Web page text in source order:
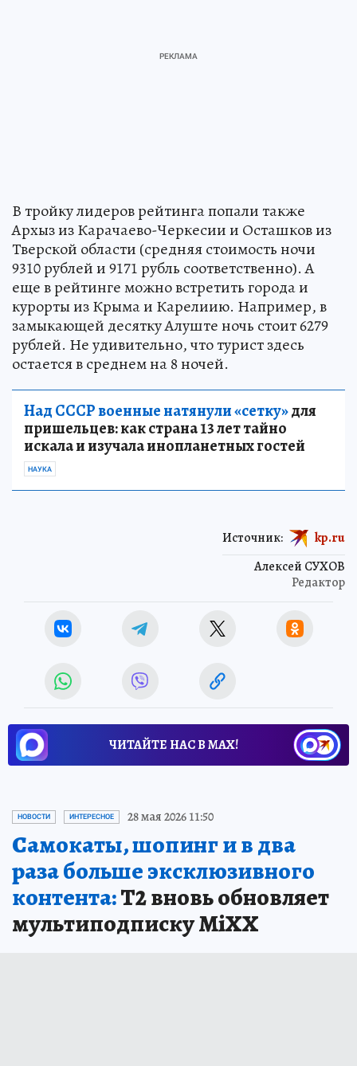
В тройку лидеров рейтинга попали также
Архыз из Карачаево-Черкесии и Осташков из
Тверской области (средняя стоимость ночи
9310 рублей и 9171 рубль соответственно). А
еще в рейтинге можно встретить города и
курорты из Крыма и Карелиию. Например, в
замыкающей десятку Алуште ночь стоит 6279
рублей. Не удивительно, что турист здесь
остается в среднем на 8 ночей.
Над СССР военные натянули «сетку»для
пришельцев: как страна 13 лет тайно
искала и изучала инопланетных гостей
НАУКА
Алексей СУХОВ
Редактор
Источник: kp.ru
ЧИТАЙТЕ НАС В МАХ!
НОВОСТИ ИНТЕРЕСНОЕ 28 мая 2026 11:50
Самокаты, шопинг и в два
раза больше эксклюзивного
контента:Т2 вновь обновляет
мультиподписку MiXX